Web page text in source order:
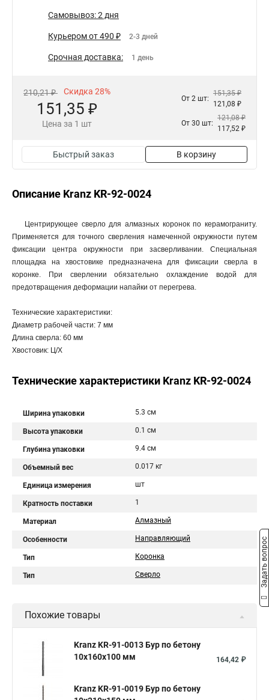
Самовывоз: 2 дня
Курьером от 490 ₽ 2-3 дней
Срочная доставка: 1 день
210,21 ₽ Скидка 28%
151,35 ₽
Цена за 1 шт
От 2 шт:
151,35 ₽
121,08 ₽
От 30 шт:
121,08 ₽
117,52 ₽
Быстрый заказ В корзину
Описание Kranz KR-92-0024
Центрирующее сверло для алмазных коронок по керамограниту.
Применяется для точного сверления намеченной окружности путем
фиксации центра окружности при засверливании. Специальная
площадка на хвостовике предназначена для фиксации сверла в
коронке. При сверлении обязательно охлаждение водой для
предотвращения деформации напайки от перегрева.
Технические характеристики:
Диаметр рабочей части: 7 мм
Длина сверла: 60 мм
Хвостовик: Ц/Х
Технические характеристики Kranz KR-92-0024
Ширина упаковки 5.3 см
Высота упаковки 0.1 см
Глубина упаковки 9.4 см
Объемный вес 0.017 кг
Единица измерения шт
Кратность поставки 1
Материал Алмазный
Особенности Направляющий
Тип Коронка
Тип Сверло
Похожие товары
Kranz KR-91-0013 Бур по бетону
10x160x100 мм
164,42 ₽
Kranz KR-91-0019 Бур по бетону
Задать вопрос